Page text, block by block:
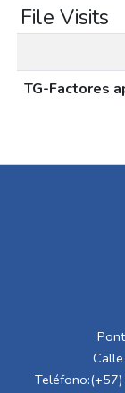
File Visits
TG-Factores